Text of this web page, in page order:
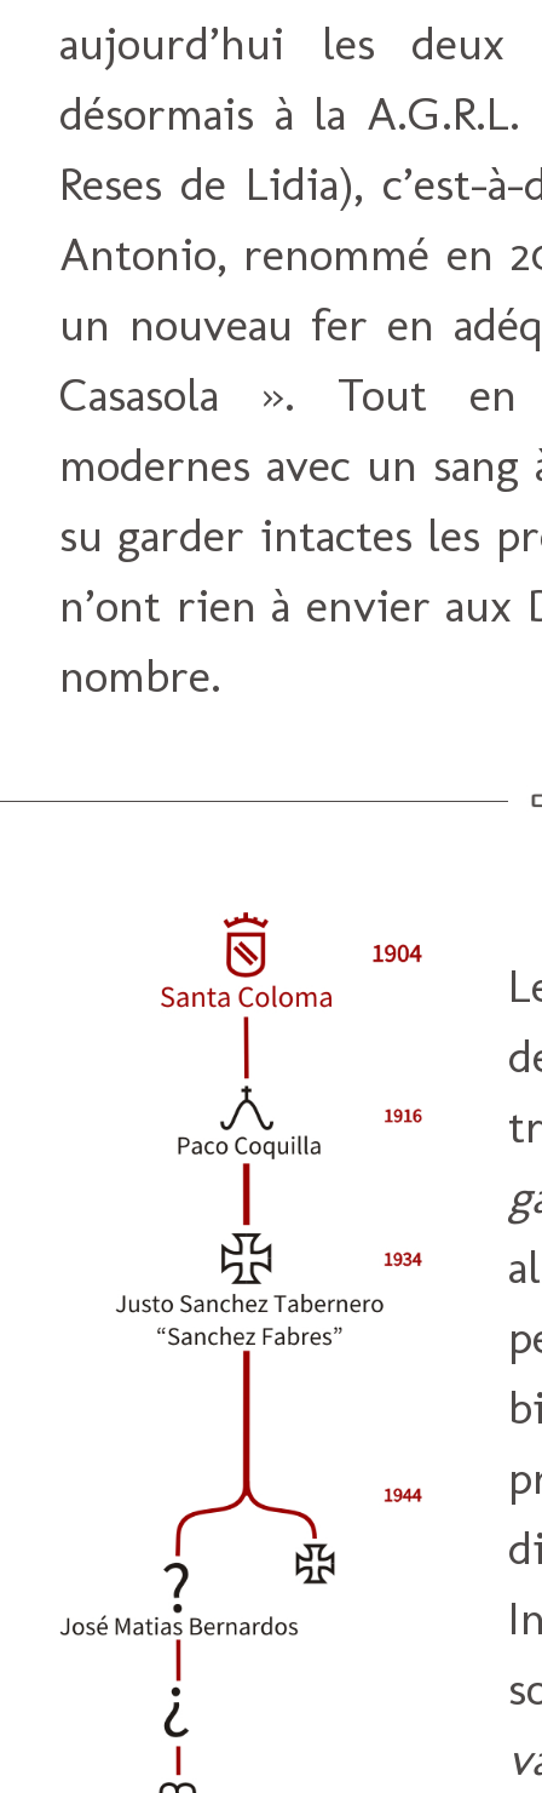
aujourd’hui les
désormais à la
Reses de Lidia), c’est-
Antonio, renommé en
un nouveau fer en
Casasola ». Tout en
modernes avec un
su garder intactes les
n’ont rien à envier aux
nombre.